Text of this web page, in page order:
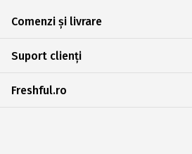
Comenzi și livrare
Suport clienți
Freshful.ro